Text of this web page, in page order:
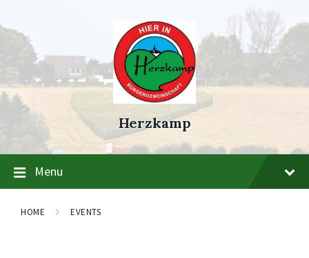
content
main
navigation
footer
Herzkamp
Menu
HOME EVENTS